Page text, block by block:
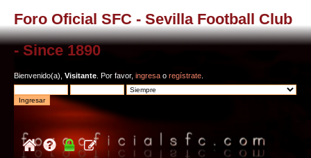
Foro Oficial SFC - Sevilla Football Club
- Since 1890
Bienvenido(a), Visitante . Por favor, ingresa o regístrate